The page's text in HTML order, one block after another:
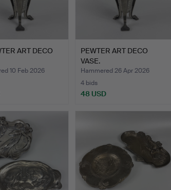
ART DECO
10 Feb 2026
PEWTER ART DECO
VASE.
Hammered 26 Apr 2026
4 bids
48 USD